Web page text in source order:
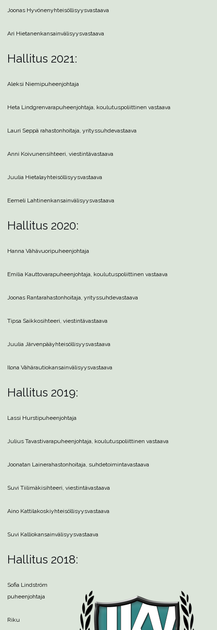
Joonas Hyvönenyhteisöllisyysvastaava
Ari Hietanenkansainvälisyysvastaava
Hallitus 2021:
Aleksi Niemipuheenjohtaja
Heta Lindgrenvarapuheenjohtaja, koulutuspoliittinen vastaava
Lauri Seppä rahastonhoitaja, yrityssuhdevastaava
Anni Koivunensihteeri, viestintävastaava
Juulia Hietalayhteisöllisyysvastaava
Eemeli Lahtinenkansainvälisyysvastaava
Hallitus 2020:
Hanna Vähävuoripuheenjohtaja
Emilia Kauttovarapuheenjohtaja, koulutuspoliittinen vastaava
Joonas Rantarahastonhoitaja, yrityssuhdevastaava
Tipsa Saikkosihteeri, viestintävastaava
Juulia Järvenpääyhteisöllisyysvastaava
Ilona Vähärautiokansainvälisyysvastaava
Hallitus 2019:
Lassi Hurstipuheenjohtaja
Julius Tavastivarapuheenjohtaja, koulutuspoliittinen vastaava
Joonatan Lainerahastonhoitaja, suhdetoimintavastaava
Suvi Tiilimäkisihteeri, viestintävastaava
Aino Kattilakoskiyhteisöllisyysvastaava
Suvi Kalliokansainvälisyysvastaava
Hallitus 2018:
Sofia Lindström
puheenjohtaja
Riku